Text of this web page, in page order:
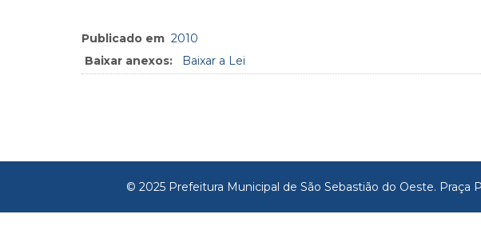
Publicado em 2010
Baixar anexos:
Baixar a Lei
© 2025 Prefeitura Municipal de São Sebastião do Oeste. Praça